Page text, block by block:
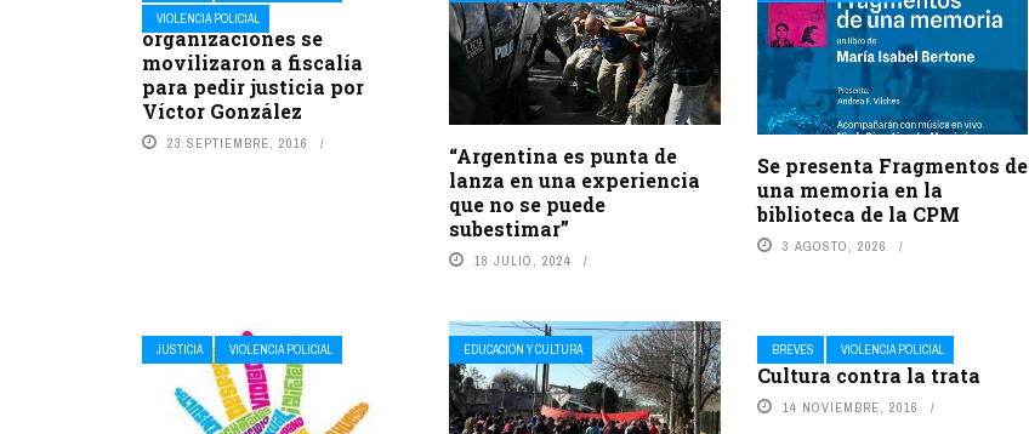
VIOLENCIA POLICIAL
Familiares y
organizaciones se
movilizaron a fiscalía
para pedir justicia por
Víctor González
23 SEPTIEMBRE, 2016
“Argentina es punta de
lanza en una experiencia
que no se puede
subestimar”
18 JULIO, 2024
Se presenta Fragmentos de
una memoria en la
biblioteca de la CPM
3 AGOSTO, 2026
JUSTICIA VIOLENCIA POLICIAL EDUCACIÓN Y CULTURA BREVES VIOLENCIA POLICIAL
Cultura contra la trata
14 NOVIEMBRE, 2016